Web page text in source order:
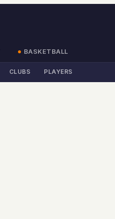
BASKETBALL
CLUBS PLAYERS